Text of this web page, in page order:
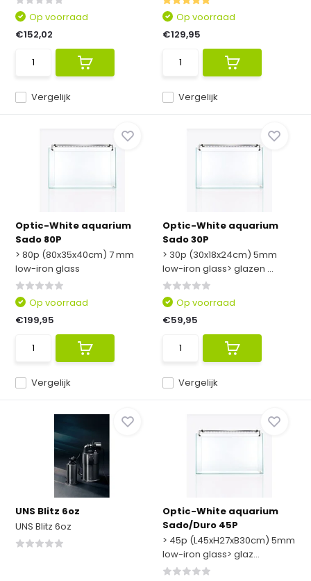
Vergelijk
Op voorraad
€152,02
Vergelijk
Op voorraad
€129,95
Optic-White aquarium
Sado 80P
> 80p (80x35x40cm) 7 mm
low-iron glass
Vergelijk
Op voorraad
€199,95
Optic-White aquarium
Sado 30P
> 30p (30x18x24cm) 5mm
low-iron glass> glazen ...
Vergelijk
Op voorraad
€59,95
UNS Blitz 6oz
UNS Blitz 6oz
Optic-White aquarium
Sado/Duro 45P
> 45p (L45xH27xB30cm) 5mm
low-iron glass> glaz...